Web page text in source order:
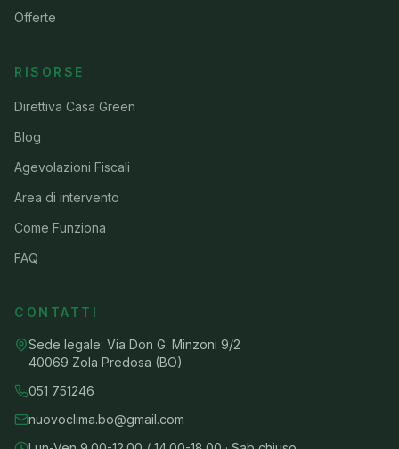
Offerte
RISORSE
Direttiva Casa Green
Blog
Agevolazioni Fiscali
Area di intervento
Come Funziona
FAQ
CONTATTI
Sede legale: Via Don G. Minzoni 9/2
40069 Zola Predosa (BO)
051 751246
nuovoclima.bo@gmail.com